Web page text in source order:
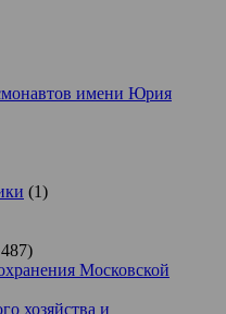
имени Юрия
(1)
Московской
хозяйства и